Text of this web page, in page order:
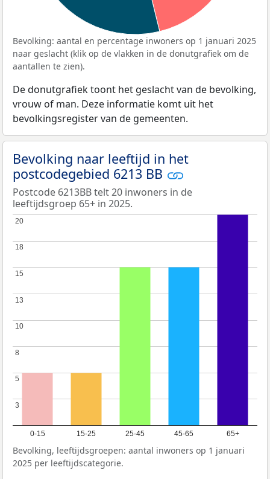
Bevolking: aantal en percentage inwoners op 1 januari 2025
naar geslacht (klik op de vlakken in de donutgrafiek om de
aantallen te zien).
De donutgrafiek toont het geslacht van de bevolking,
vrouw of man. Deze informatie komt uit het
bevolkingsregister van de gemeenten.
Bevolking naar leeftijd in het
postcodegebied 6213 BB
Postcode 6213BB telt 20 inwoners in de
leeftijdsgroep 65+ in 2025.
0-15 15-25 25-45 45-65 65+
3
3
5
5
8
8
10
10
13
13
15
15
18
18
20
20
Bevolking, leeftijdsgroepen: aantal inwoners op 1 januari
2025 per leeftijdscategorie.